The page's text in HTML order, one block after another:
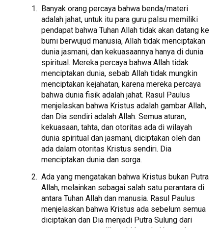
Banyak orang percaya bahwa benda/materi
adalah jahat, untuk itu para guru palsu memiliki
pendapat bahwa Tuhan Allah tidak akan datang ke
bumi berwujud manusia, Allah tidak menciptakan
dunia jasmani, dan kekuasaannya hanya di dunia
spiritual. Mereka percaya bahwa Allah tidak
menciptakan dunia, sebab Allah tidak mungkin
menciptakan kejahatan, karena mereka percaya
bahwa dunia fisik adalah jahat. Rasul Paulus
menjelaskan bahwa Kristus adalah gambar Allah,
dan Dia sendiri adalah Allah. Semua aturan,
kekuasaan, tahta, dan otoritas ada di wilayah
dunia spiritual dan jasmani, diciptakan oleh dan
ada dalam otoritas Kristus sendiri. Dia
menciptakan dunia dan sorga.
Ada yang mengatakan bahwa Kristus bukan Putra
Allah, melainkan sebagai salah satu perantara di
antara Tuhan Allah dan manusia. Rasul Paulus
menjelaskan bahwa Kristus ada sebelum semua
diciptakan dan Dia menjadi Putra Sulung dari